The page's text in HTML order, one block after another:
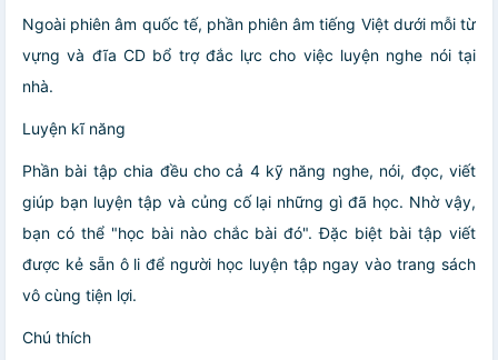
Ngoài phiên âm quốc tế, phần phiên âm tiếng Việt dưới mỗi từ
vựng và đĩa CD bổ trợ đắc lực cho việc luyện nghe nói tại
nhà.
Luyện kĩ năng
Phần bài tập chia đều cho cả 4 kỹ năng nghe, nói, đọc, viết
giúp bạn luyện tập và củng cố lại những gì đã học. Nhờ vậy,
bạn có thể "học bài nào chắc bài đó". Đặc biệt bài tập viết
được kẻ sẵn ô li để người học luyện tập ngay vào trang sách
vô cùng tiện lợi.
Chú thích